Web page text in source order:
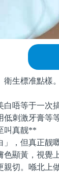
標准點樣。
等于一次搞
刺激牙膏等
真靓**
但真正靓嘅
色顯黃，視覺
親切。喺北上